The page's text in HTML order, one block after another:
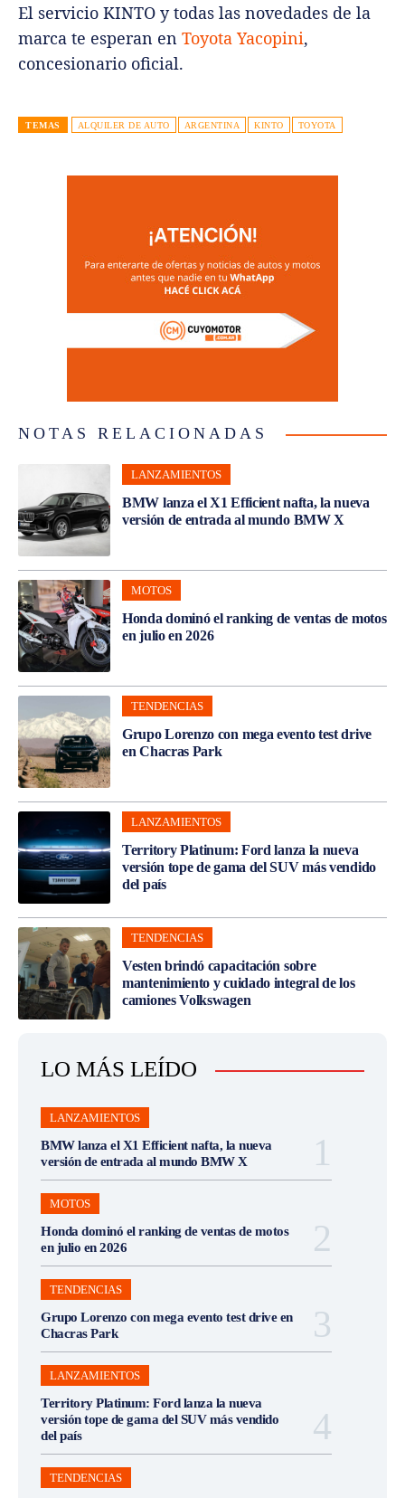
El servicio KINTO y todas las novedades de la
marca te esperan en Toyota Yacopini,
concesionario oficial.
TEMAS ALQUILER DE AUTO ARGENTINA KINTO TOYOTA
NOTAS RELACIONADAS
LANZAMIENTOS
BMW lanza el X1 Efficient nafta, la nueva
versión de entrada al mundo BMW X
MOTOS
Honda dominó el ranking de ventas de motos
en julio en 2026
TENDENCIAS
Grupo Lorenzo con mega evento test drive
en Chacras Park
LANZAMIENTOS
Territory Platinum: Ford lanza la nueva
versión tope de gama del SUV más vendido
del país
TENDENCIAS
Vesten brindó capacitación sobre
mantenimiento y cuidado integral de los
camiones Volkswagen
LO MÁS LEÍDO
LANZAMIENTOS
BMW lanza el X1 Efficient nafta, la nueva
versión de entrada al mundo BMW X
MOTOS
Honda dominó el ranking de ventas de motos
en julio en 2026
TENDENCIAS
Grupo Lorenzo con mega evento test drive en
Chacras Park
LANZAMIENTOS
Territory Platinum: Ford lanza la nueva
versión tope de gama del SUV más vendido
del país
TENDENCIAS